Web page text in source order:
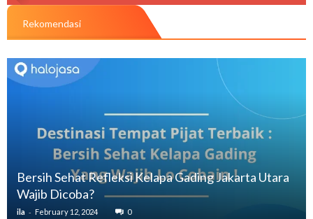
Rekomendasi
Bersih Sehat Refleksi Kelapa Gading Jakarta Utara
Wajib Dicoba?
ila - February 12, 2024 0